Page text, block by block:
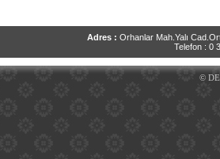
Adres : Orhanlar Mah.Yalı
Telefon : 0
©